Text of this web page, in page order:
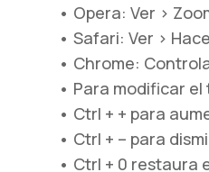
• Opera: Ver >
• Safari: Ver >
• Chrome:
• Para modificar
• Ctrl + + para
• Ctrl + – para
• Ctrl + 0 restaura